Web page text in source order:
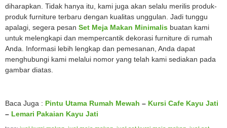
diharapkan. Tidak hanya itu, kami juga akan selalu merilis produk-
produk furniture terbaru dengan kualitas unggulan. Jadi tunggu
apalagi, segera pesan Set Meja Makan Minimalis buatan kami
untuk melengkapi dan mempercantik dekorasi furniture di rumah
Anda. Informasi lebih lengkap dan pemesanan, Anda dapat
menghubungi kami melalui nomor yang telah kami sediakan pada
gambar diatas.
Baca Juga : Pintu Utama Rumah Mewah – Kursi Cafe Kayu Jati
– Lemari Pakaian Kayu Jati